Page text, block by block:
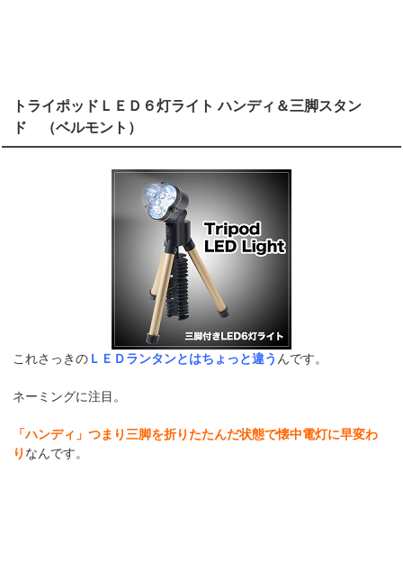
トライポッドＬＥＤ６灯ライト ハンディ＆三脚スタン
ド （ベルモント）
これさっきの ＬＥＤランタンとはちょっと違う んです。
ネーミングに注目。
「ハンディ」つまり三脚を折りたたんだ状態で懐中電灯に早変わ
り なんです。